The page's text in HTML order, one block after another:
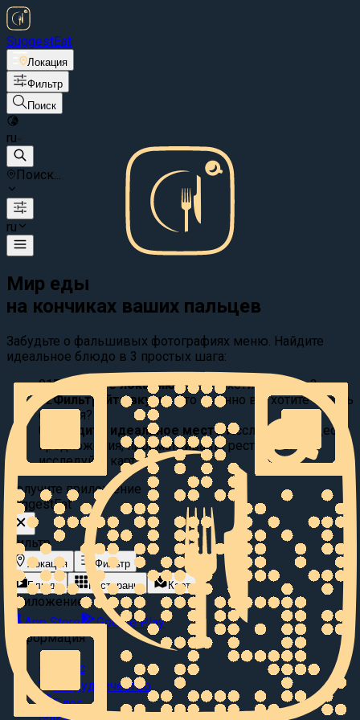
SuggestEat
Локация
Фильтр
Поиск
ru
Поиск...
ru
Мир еды
на кончиках ваших пальцев
Забудьте о фальшивых фотографиях меню. Найдите
идеальное блюдо в 3 простых шага:
01Выберите локацию:
Где вы хотите поесть?
02Фильтруйте вкусы: Что именно вы хотите съесть
сегодня?
03
Найдите идеальное место Исследуйте видео
предложения, просматривайте рестораны или
исследуйте карту.
Получите приложение
SuggestEat
Фильтр
Локация
Фильтр
Блюда
Рестораны Карта
Приложение
App Store
Google Play
Информация
О нас
Сотрудничество
Блог